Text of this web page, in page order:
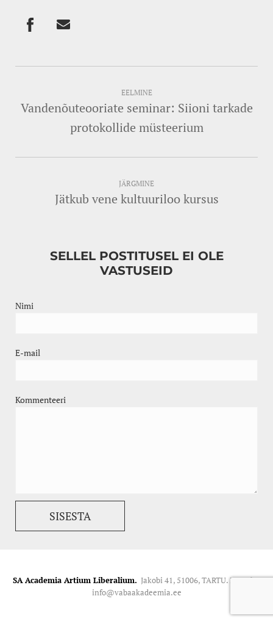
EELMINE
Vandenõuteooriate seminar: Siioni tarkade
protokollide müsteerium
JÄRGMINE
Jätkub vene kultuuriloo kursus
SELLEL POSTITUSEL EI OLE
VASTUSEID
Nimi
E-mail
Kommenteeri
SA Academia Artium Liberalium. Jakobi 41, 51006, TARTU. Kontakt:
info@vabaakadeemia.ee